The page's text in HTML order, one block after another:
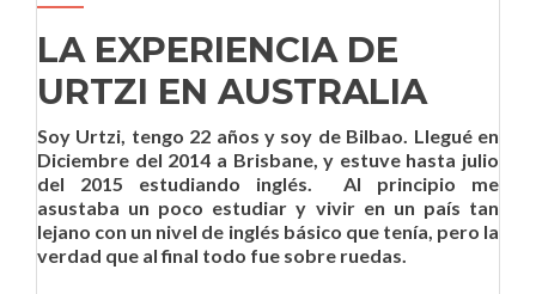
LA EXPERIENCIA DE
URTZI EN AUSTRALIA
Soy Urtzi, tengo 22 años y soy de Bilbao. Llegué en
Diciembre del 2014 a Brisbane, y estuve hasta julio
del 2015 estudiando inglés. Al principio me
asustaba un poco estudiar y vivir en un país tan
lejano con un nivel de inglés básico que tenía, pero la
verdad que al final todo fue sobre ruedas.